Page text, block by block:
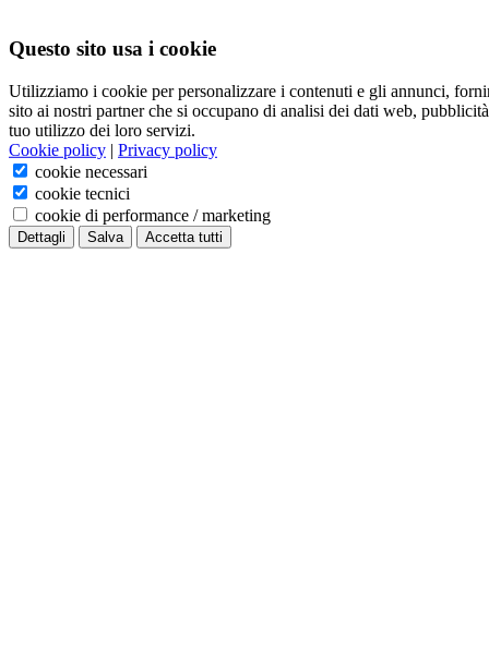
Questo sito usa i cookie
Utilizziamo i cookie per personalizzare i contenuti e gli annunci,
sito ai nostri partner che si occupano di analisi dei dati web,
tuo utilizzo dei loro servizi.
Cookie policy | Privacy policy
cookie necessari
cookie tecnici
cookie di performance / marketing
Dettagli Salva Accetta tutti